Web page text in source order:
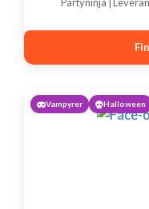
Partyninja |
Vampyrer Halloween